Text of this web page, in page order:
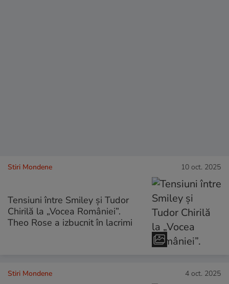
Stiri Mondene 10 oct. 2025
Tensiuni între Smiley și Tudor
Chirilă la „Vocea României”.
Theo Rose a izbucnit în lacrimi
Stiri Mondene 4 oct. 2025